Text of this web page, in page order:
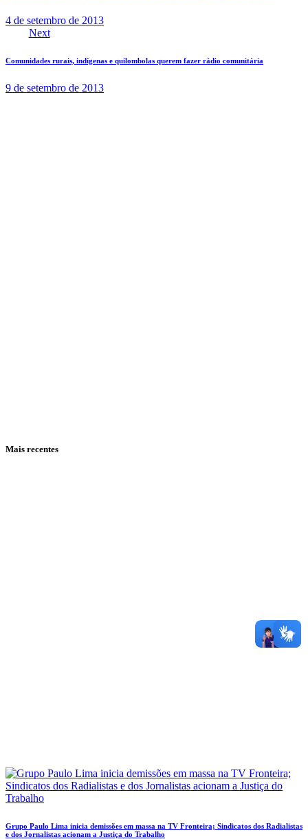
4 de setembro de 2013
Next
Comunidades rurais, indígenas e quilombolas querem fazer rádio comunitária
9 de setembro de 2013
Mais recentes
Grupo Paulo Lima inicia demissões em massa na TV Fronteira; Sindicatos dos Radialistas
e dos Jornalistas acionam a Justiça do Trabalho